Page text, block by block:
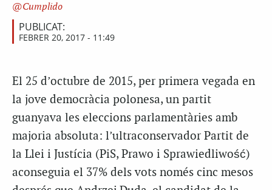
Cumplido
PUBLICAT:
FEBRER 20, 2017 - 11:49
El 25 d’octubre de 2015, per primera vegada en
la jove democràcia polonesa, un partit
guanyava les eleccions parlamentàries amb
majoria absoluta: l’ultraconservador Partit de
la Llei i Justícia (PiS, Prawo i Sprawiedliwość)
aconseguia el 37% dels vots només cinc mesos